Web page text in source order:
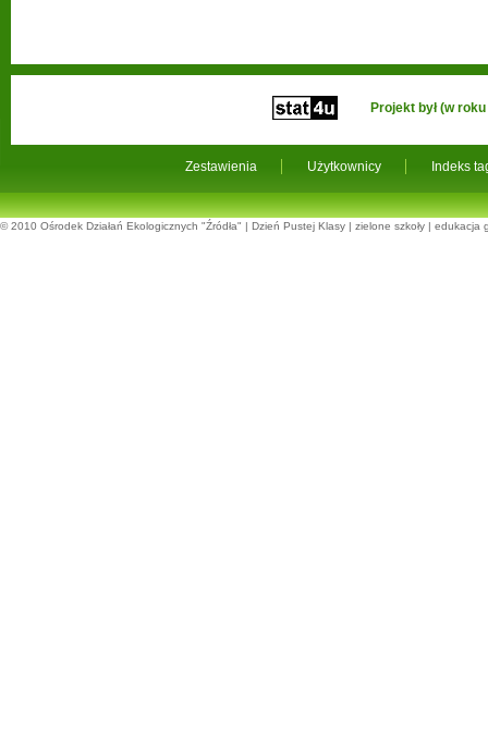
Zestawienia Użytkownicy Indeks
Projekt był (w
© 2010 Ośrodek Działań Ekologicznych "Źródła" | Dzień Pustej Klasy | zielone szkoły | edukacja